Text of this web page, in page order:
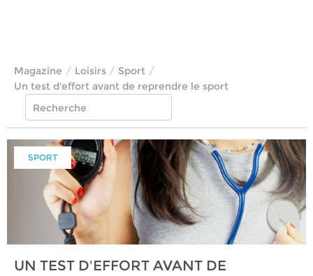
Magazine Loisirs
Sport
Un test d'effort avant de reprendre le sport
SPORT
UN TEST D'EFFORT AVANT DE